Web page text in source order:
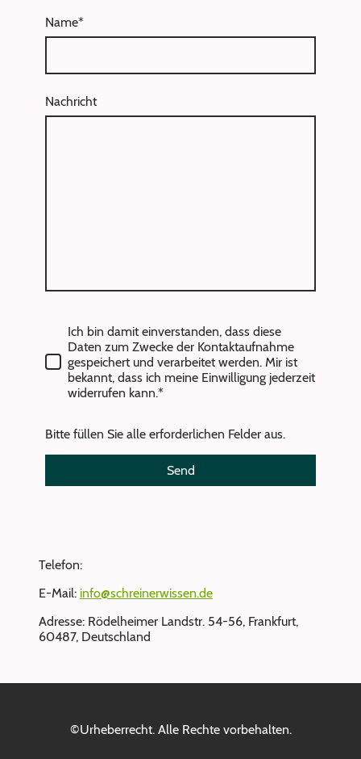
Name*
Nachricht
Ich bin damit einverstanden, dass diese
Daten zum Zwecke der Kontaktaufnahme
gespeichert und verarbeitet werden. Mir ist
bekannt, dass ich meine Einwilligung jederzeit
widerrufen kann.*
Bitte füllen Sie alle erforderlichen Felder aus.
Send
Telefon:
E-Mail: info@schreinerwissen.de
Adresse: Rödelheimer Landstr. 54-56, Frankfurt,
60487, Deutschland
©Urheberrecht. Alle Rechte vorbehalten.